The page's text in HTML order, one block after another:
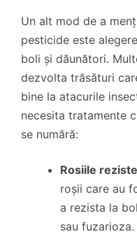
Un alt mod de a
pesticide este
boli și dăunători.
dezvolta trăsături
bine la atacurile
necesita tratamente
se numără:
Rosiile
roșii care au
a rezista la
sau fuzarioza.